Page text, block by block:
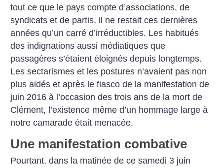
tout ce que le pays compte d’associations, de
syndicats et de partis, il ne restait ces dernières
années qu’un carré d’irréductibles. Les habitués
des indignations aussi médiatiques que
passagères s’étaient éloignés depuis longtemps.
Les sectarismes et les postures n’avaient pas non
plus aidés et après le fiasco de la manifestation de
juin 2016 à l’occasion des trois ans de la mort de
Clément, l’existence même d’un hommage large à
notre camarade était menacée.
Une manifestation combative
Pourtant, dans la matinée de ce samedi 3 juin